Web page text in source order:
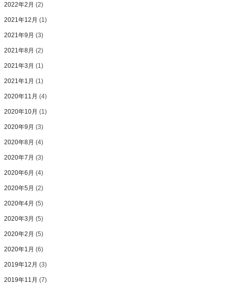
2022年2月 (2)
2021年12月 (1)
2021年9月 (3)
2021年8月 (2)
2021年3月 (1)
2021年1月 (1)
2020年11月 (4)
2020年10月 (1)
2020年9月 (3)
2020年8月 (4)
2020年7月 (3)
2020年6月 (4)
2020年5月 (2)
2020年4月 (5)
2020年3月 (5)
2020年2月 (5)
2020年1月 (6)
2019年12月 (3)
2019年11月 (7)